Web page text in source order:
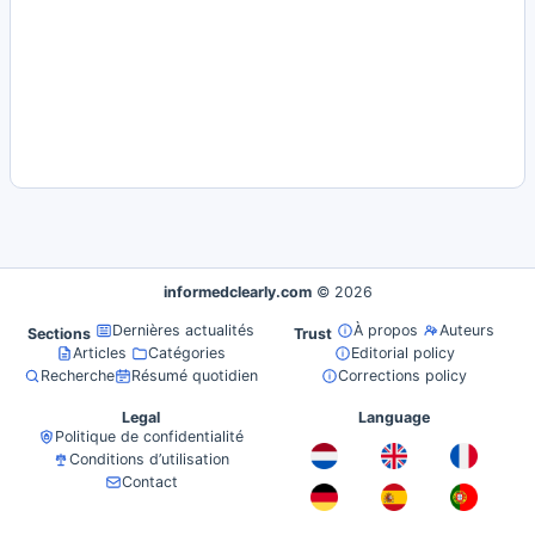
informedclearly.com © 2026
Sections
Dernières actualités
Articles
Catégories
Recherche
Résumé quotidien
Trust À propos
Auteurs
Editorial policy
Corrections policy
Legal
Politique de confidentialité
Conditions d’utilisation
Contact
Language